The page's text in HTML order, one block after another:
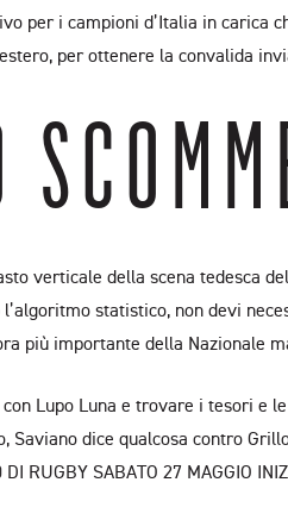
per i campioni d’Italia in carica
per ottenere la convalida
verticale della scena tedesca
statistico, non devi
più importante della Nazionale
Lupo Luna e trovare i tesori e
Saviano dice qualcosa contro
RUGBY SABATO 27 MAGGIO